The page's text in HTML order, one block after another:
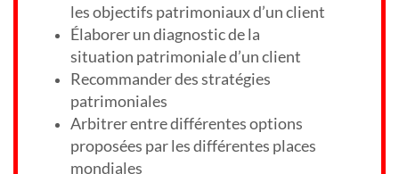
lesobjectifs patrimoniaux d’un client
Élaborer un diagnostic de la
situation patrimoniale d’un client
Recommander des stratégies
patrimoniales
Arbitrer entre différentes options
proposées parles différentes places
mondiales